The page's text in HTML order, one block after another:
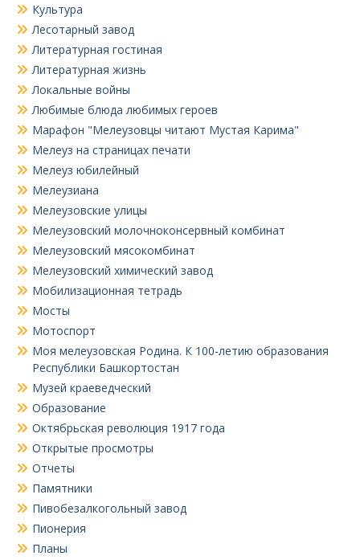
Культура
Лесотарный завод
Литературная гостиная
Литературная жизнь
Локальные войны
Любимые блюда любимых героев
Марафон "Мелеузовцы читают Мустая Карима"
Мелеуз на страницах печати
Мелеуз юбилейный
Мелеузиана
Мелеузовские улицы
Мелеузовский молочноконсервный комбинат
Мелеузовский мясокомбинат
Мелеузовский химический завод
Мобилизационная тетрадь
Мосты
Мотоспорт
Моя мелеузовская Родина. К 100-летию образования
Республики Башкортостан
Музей краеведческий
Образование
Октябрьская революция 1917 года
Открытые просмотры
Отчеты
Памятники
Пивобезалкогольный завод
Пионерия
Планы